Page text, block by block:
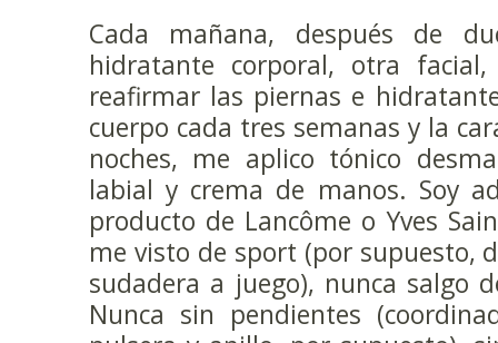
Cada mañana, después de
hidratante corporal, otra
reafirmar las piernas e
cuerpo cada tres semanas y la
noches, me aplico tónico
labial y crema de manos. Soy
producto de Lancôme o Yves
me visto de sport (por supuesto,
sudadera a juego), nunca salgo
Nunca sin pendientes